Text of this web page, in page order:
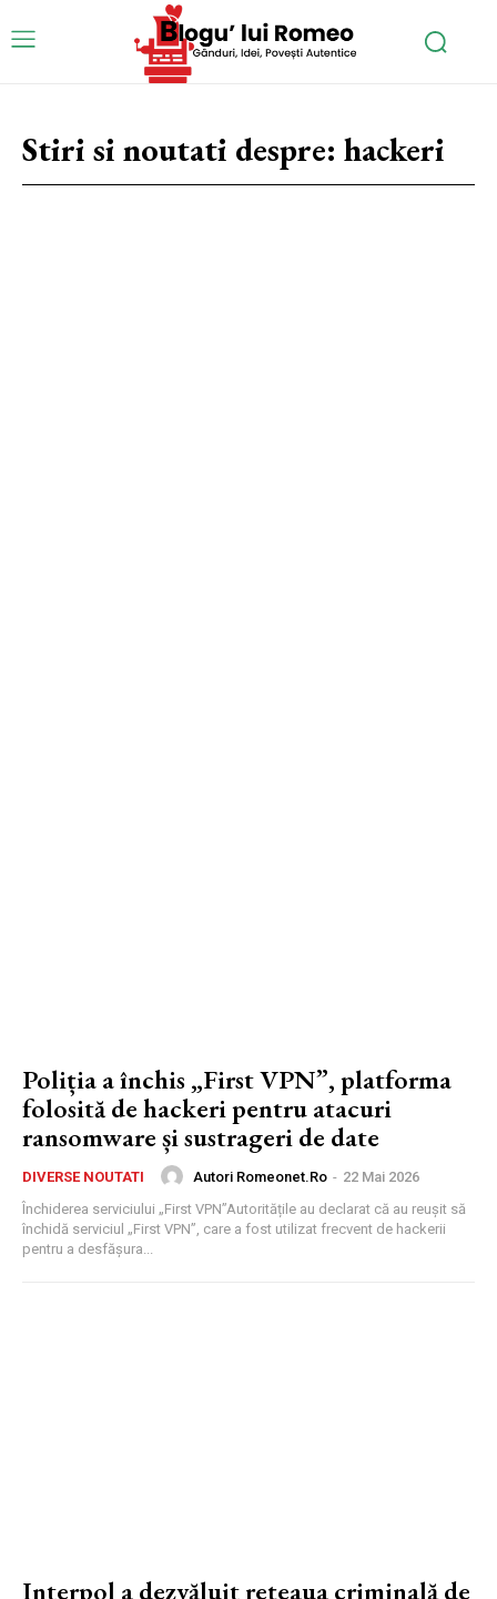
Stiri si noutati despre: hackeri
Poliția a închis „First VPN”, platforma
folosită de hackeri pentru atacuri
ransomware și sustrageri de date
DIVERSE NOUTATI Autori Romeonet.ro - 22 Mai 2026
Închiderea serviciului „First VPN”Autoritățile au declarat că au reușit să
închidă serviciul „First VPN”, care a fost utilizat frecvent de hackerii
pentru a desfășura...
Interpol a dezvăluit rețeaua criminală de